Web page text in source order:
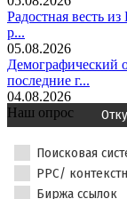
Радостная весть
р...
05.08.2026
Демографический
последние г...
04.08.2026
Наш опрос
Поисковая
PPC/
Биржа ссылок